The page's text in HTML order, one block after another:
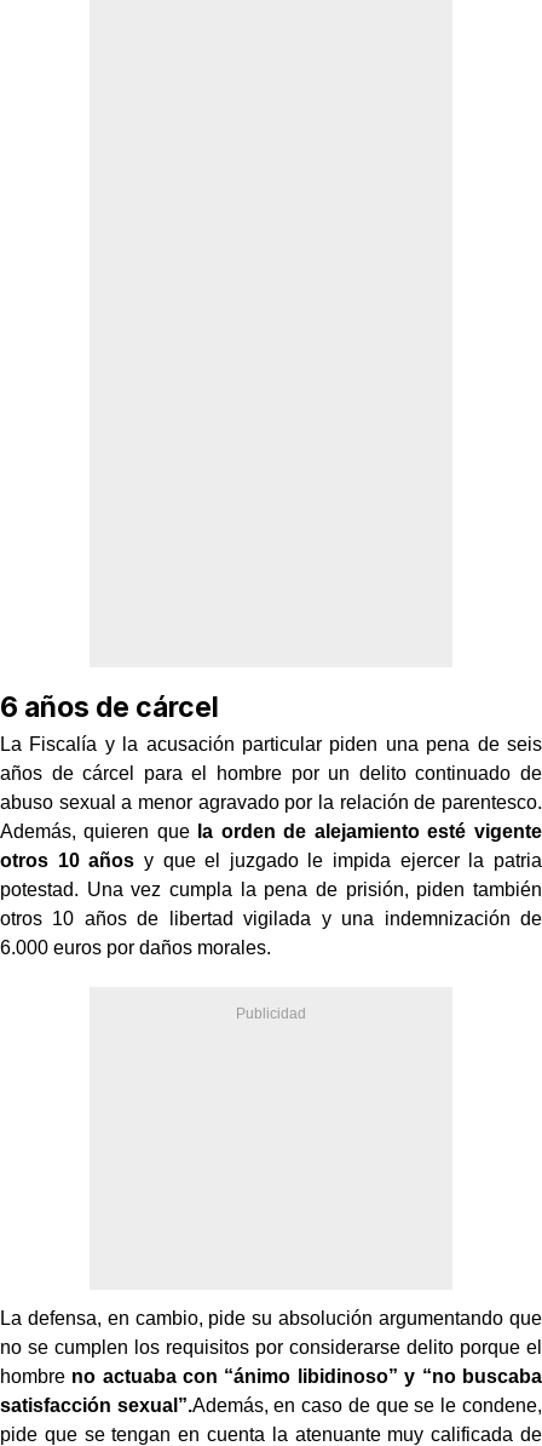
6 años de cárcel
La Fiscalía y la acusación particular piden una pena de seis
años de cárcel para el hombre por un delito continuado de
abuso sexual a menor agravado por la relación de parentesco.
Además, quieren que la orden de alejamiento esté vigente
otros 10 años y que el juzgado le impida ejercer la patria
potestad. Una vez cumpla la pena de prisión, piden también
otros 10 años de libertad vigilada y una indemnización de
6.000 euros por daños morales.
La defensa, en cambio, pide su absolución argumentando que
no se cumplen los requisitos por considerarse delito porque el
hombre no actuaba con “ánimo libidinoso” y “no buscaba
satisfacción sexual”.Además, en caso de que se le condene,
pide que se tengan en cuenta la atenuante muy calificada de